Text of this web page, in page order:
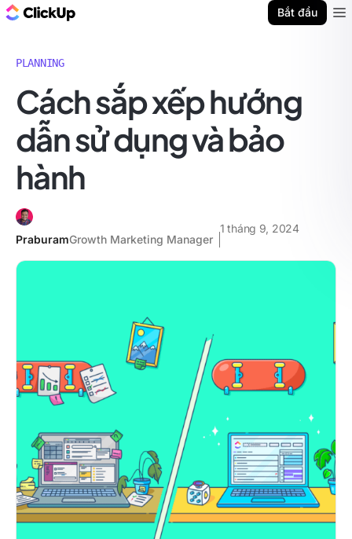
Bắt đầu
PLANNING
Cách sắp xếp hướng
dẫn sử dụng và bảo
hành
PraburamGrowth Marketing Manager
1 tháng 9, 2024